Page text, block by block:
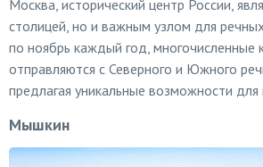
Москва, исторический центр России,
столицей, но и важным узлом для
по ноябрь каждый год, многочисленные
отправляются с Северного и Южного
предлагая уникальные возможности для
Мышкин